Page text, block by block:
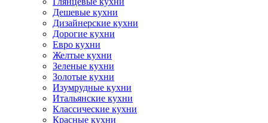
Дешевые кухни
Дизайнерские кухни
Дорогие кухни
Евро кухни
Желтые кухни
Зеленые кухни
Золотые кухни
Изумрудные кухни
Итальянские кухни
Классические кухни
Красные кухни